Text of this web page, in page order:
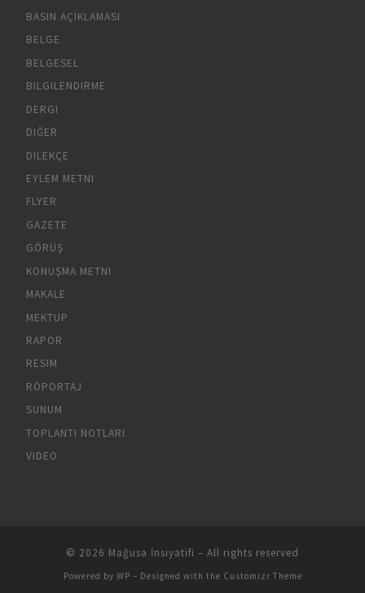
BASIN AÇIKLAMASI
BELGE
BELGESEL
BILGILENDIRME
DERGI
DIĞER
DILEKÇE
EYLEM METNI
FLYER
GAZETE
GÖRÜŞ
KONUŞMA METNI
MAKALE
MEKTUP
RAPOR
RESIM
RÖPORTAJ
SUNUM
TOPLANTI NOTLARI
VIDEO
© 2026 Mağusa İnsiyatifi – All rights reserved
Powered by WP – Designed with the Customizr Theme